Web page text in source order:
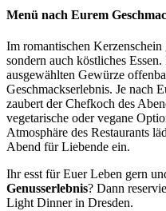
Menü nach Eurem
Im romantischen
sondern auch köstliches
ausgewählten Gewürze
Geschmackserlebnis. Je nach
zaubert der Chefkoch des
vegetarische oder vegane
Atmosphäre des Restaurants
Abend für Liebende ein.
Ihr esst für Euer Leben gern
Genusserlebnis? Dann
Light Dinner in Dresden.